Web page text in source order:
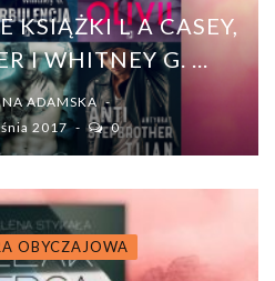
KSIĄŻKI L A CASEY,
I WHITNEY G. ...
ADAMSKA
2017
0
OBYCZAJOWA